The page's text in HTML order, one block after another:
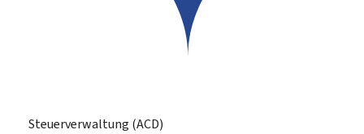
Steuerverwaltung (ACD)